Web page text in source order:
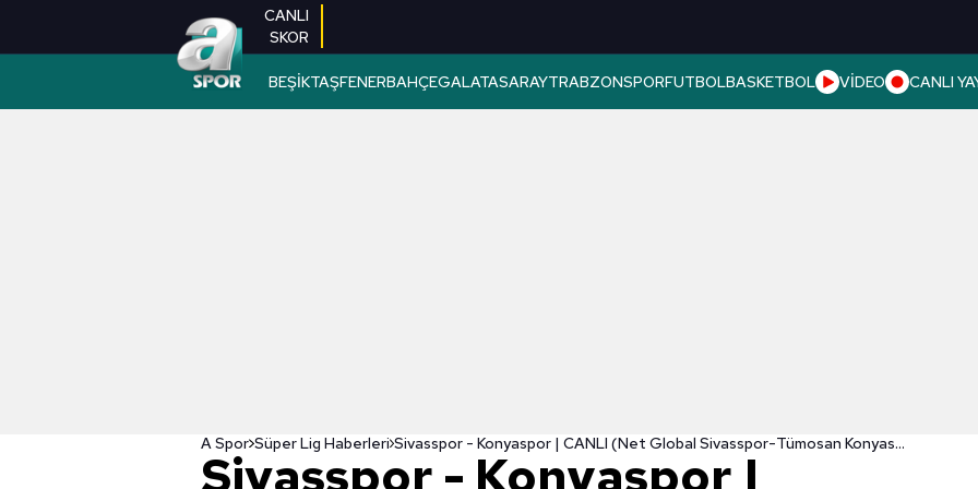
CANLI
SKOR
BEŞİKTAŞFENERBAHÇEGALATASARAYTRABZONSPORFUTBOLBASKETBOL VİDEO CANLI
A Spor Süper Lig Haberleri Sivasspor - Konyaspor | CANLI (Net Global Sivasspor-Tümosan Konyaspor maçı canlı anlatım)
Sivasspor - Konyaspor |